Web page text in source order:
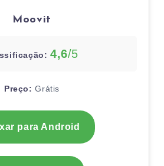
Moovit
4,6/5
Preço: Grátis
para Android